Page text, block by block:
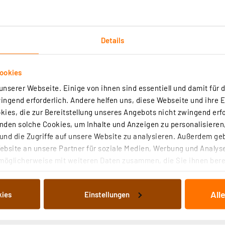
Details
Webseite. Einige von ihnen sind essentiell und damit für
erforderlich. Andere helfen uns, diese Webseite und ihre
die zur Bereitstellung unseres Angebots nicht zwingend
solche Cookies, um Inhalte und Anzeigen zu
die Zugriffe auf unsere Website zu analysieren. Außerdem
an unsere Partner für soziale Medien, Werbung und
mit weiteren Daten zusammen, die Sie ihnen
dargestellten bzw. die von Ihnen ausgewählten
Auflistung der einzelnen Cookies nach Zweck und
Einstellungen